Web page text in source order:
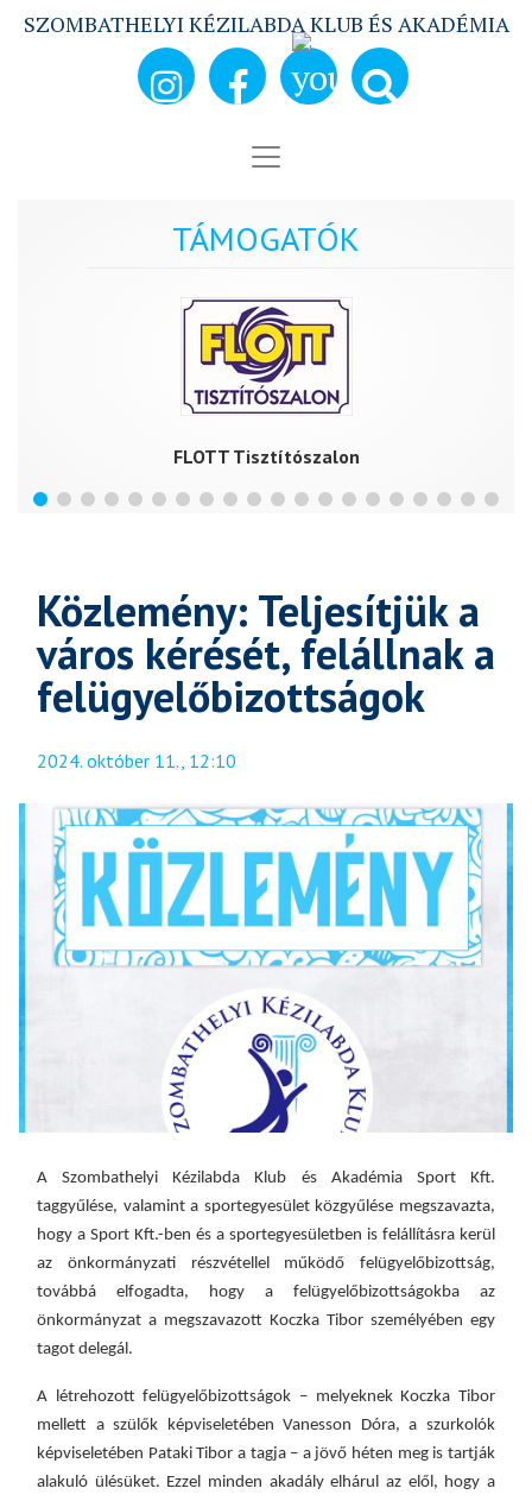
SZOMBATHELYI KÉZILABDA KLUB ÉS AKADÉMIA
TÁMOGATÓK
FLOTT Tisztítószalon
Közlemény: Teljesítjük a
város kérését, felállnak a
felügyelőbizottságok
2024. október 11., 12:10
A Szombathelyi Kézilabda Klub és Akadémia Sport Kft.
taggyűlése, valamint a sportegyesület közgyűlése megszavazta,
hogy a Sport Kft.-ben és a sportegyesületben is felállításra kerül
az önkormányzati részvétellel működő felügyelőbizottság,
továbbá elfogadta, hogy a felügyelőbizottságokba az
önkormányzat a megszavazott Koczka Tibor személyében egy
tagot delegál.
A létrehozott felügyelőbizottságok – melyeknek Koczka Tibor
mellett a szülők képviseletében Vanesson Dóra, a szurkolók
képviseletében Pataki Tibor a tagja – a jövő héten meg is tartják
alakuló ülésüket. Ezzel minden akadály elhárul az elől, hogy a